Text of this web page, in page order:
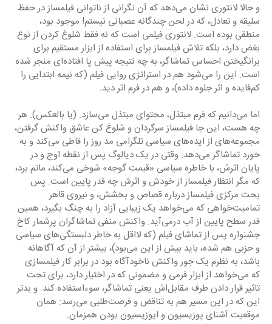
و حالا لانتوری نشان می‌دهد که آن نگرانی از ناتوانی فیلمساز در حفظ
سلیقه و تعادل، که در لحن چندگانه عصبانی نیستم! موجود بود،
منطقی بوده است. لانتوری فیلمی است که نه فقط شلوغ کردن از نوع
بغض دارد، بلکه تلاش فیلمساز برای استفاده از ابزار مستقیم برای
برانگیختن احساس تماشاگر، به چه نتیجه پیش پا افتاده‌ای منجر شده
است. این را می‌شود هم در استراتژی روایی فیلم (که نیمه ابتدایی را
کم‌فایده و اثر جلوه داده)، و هم در فرم اثر دید.
اما می‌دانیم که فرم مبتذل، محتوای مبتذل می‌سازد. (یا بالعکس). هر
چه هست، این جا فیلمساز سرگردان و شلوغ کن عاشق واکنش گرفتن،
مجموعه‌های از ایده‌های سیاسی تلگرامی مد روز را قاطی می‌کند و به
خورد تماشاگر می‌دهد. وقتی در یک دیالوگ پس از نقطه اوج و در
پایان اثرش، با خاطره سیاسی «قیمت گوجه» شوخی می‌کند، ماتم برد،
که مگر انتظار فیلمساز از خودش و اثرش چه قدر پایین است. پس
بحث مرکزی فیلمساز درباره قصاص و بخشش، و نیروی قاهر
تمامیت‌خواهی که می‌خواهد یک زیبایی آزاد را به چنگ بگیرد، همین
قدر سطح پایین از آب درمی‌آید. واکنش منفی تماشاگران پرشمار کاخ
جشنواره پس از تماشای فیلم (که لااقل به خاطر دلبستگی‌های سیاسی
و حزبی هم شده، باید بیش از این می‌بود)، بیشتر از آن که آگاهانه
باشد، به نظرم یک جور واکنش ناخودآگاه بود در برابر کار فیلمسازی
که می‌خواهد از ابزار فرمی و مضمونی که در اختیار دارد، برای تحت
تاثیر قرار دادن‌ طرف مقابل‌اش یعنی تماشاگر، سوءاستفاده کند. و بدتر
این که در این مسیر هم به تناقض و فرصت‌طلبی می‌رسد: همان
موقعیت آشنای پوزیسیون و اپوزیسیون بودن همزمان.